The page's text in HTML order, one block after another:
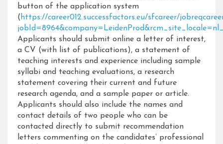
button of the application system
( https://career012.successfactors.eu/sfcareer/
Applicants should submit online a letter of interest,
a CV (with list of publications), a statement of
teaching interests and experience including sample
syllabi and teaching evaluations, a research
statement covering their current and future
research agenda, and a sample paper or article.
Applicants should also include the names and
contact details of two people who can be
contacted directly to submit recommendation
letters commenting on the candidates’ professional